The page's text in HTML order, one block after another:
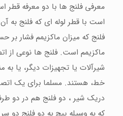
معرفی فلنج ها با دو معرفه قطر
است با قطر لوله ای که فلنج
ماکزیمم است. فلنج ها نوعی از
شيرآلات یا تجهيزات دیگر، یا
خط، هستند. مسلما برای یک
دریک شير ، دو فلنج هم در دو
که به وسيله پيچ به دو فلنج